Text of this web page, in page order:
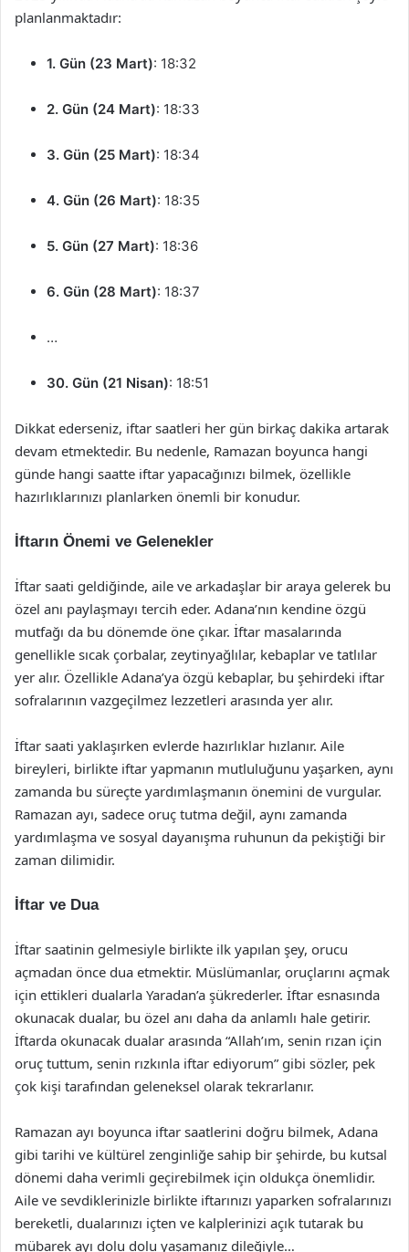
planlanmaktadır:
1. Gün (23 Mart): 18:32
2. Gün (24 Mart): 18:33
3. Gün (25 Mart): 18:34
4. Gün (26 Mart): 18:35
5. Gün (27 Mart): 18:36
6. Gün (28 Mart): 18:37
…
30. Gün (21 Nisan): 18:51
Dikkat ederseniz, iftar saatleri her gün birkaç dakika artarak
devam etmektedir. Bu nedenle, Ramazan boyunca hangi
günde hangi saatte iftar yapacağınızı bilmek, özellikle
hazırlıklarınızı planlarken önemli bir konudur.
İftarın Önemi ve Gelenekler
İftar saati geldiğinde, aile ve arkadaşlar bir araya gelerek bu
özel anı paylaşmayı tercih eder. Adana’nın kendine özgü
mutfağı da bu dönemde öne çıkar. İftar masalarında
genellikle sıcak çorbalar, zeytinyağlılar, kebaplar ve tatlılar
yer alır. Özellikle Adana’ya özgü kebaplar, bu şehirdeki iftar
sofralarının vazgeçilmez lezzetleri arasında yer alır.
İftar saati yaklaşırken evlerde hazırlıklar hızlanır. Aile
bireyleri, birlikte iftar yapmanın mutluluğunu yaşarken, aynı
zamanda bu süreçte yardımlaşmanın önemini de vurgular.
Ramazan ayı, sadece oruç tutma değil, aynı zamanda
yardımlaşma ve sosyal dayanışma ruhunun da pekiştiği bir
zaman dilimidir.
İftar ve Dua
İftar saatinin gelmesiyle birlikte ilk yapılan şey, orucu
açmadan önce dua etmektir. Müslümanlar, oruçlarını açmak
için ettikleri dualarla Yaradan’a şükrederler. İftar esnasında
okunacak dualar, bu özel anı daha da anlamlı hale getirir.
İftarda okunacak dualar arasında “Allah’ım, senin rızan için
oruç tuttum, senin rızkınla iftar ediyorum” gibi sözler, pek
çok kişi tarafından geleneksel olarak tekrarlanır.
Ramazan ayı boyunca iftar saatlerini doğru bilmek, Adana
gibi tarihi ve kültürel zenginliğe sahip bir şehirde, bu kutsal
dönemi daha verimli geçirebilmek için oldukça önemlidir.
Aile ve sevdiklerinizle birlikte iftarınızı yaparken sofralarınızı
bereketli, dualarınızı içten ve kalplerinizi açık tutarak bu
mübarek ayı dolu dolu yaşamanız dileğiyle…